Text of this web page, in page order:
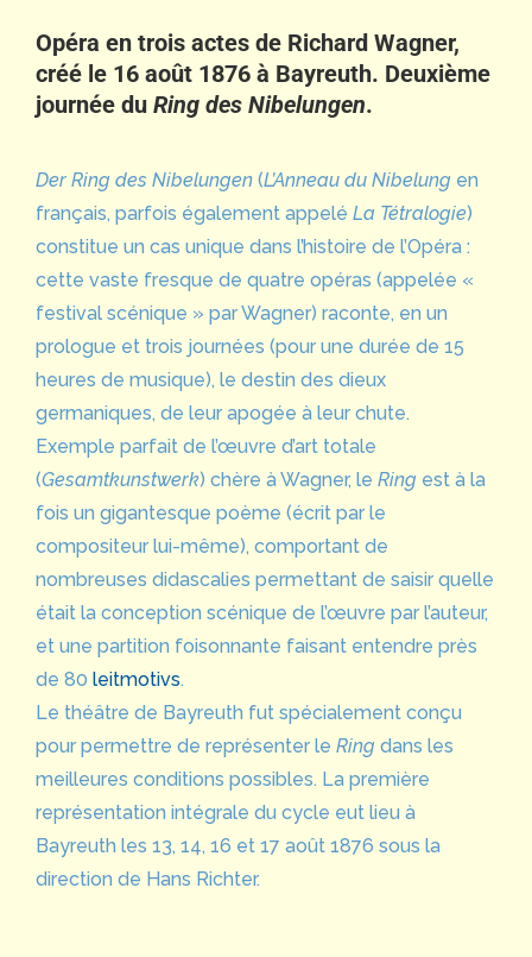
Opéra en trois actes de Richard Wagner,
créé le 16 août 1876 à Bayreuth. Deuxième
journée du Ring des Nibelungen.
Der Ring des Nibelungen (L’Anneau du Nibelung en
français, parfois également appelé La Tétralogie)
constitue un cas unique dans l’histoire de l’Opéra :
cette vaste fresque de quatre opéras (appelée «
festival scénique » par Wagner) raconte, en un
prologue et trois journées (pour une durée de 15
heures de musique), le destin des dieux
germaniques, de leur apogée à leur chute.
Exemple parfait de l’œuvre d’art totale
(Gesamtkunstwerk) chère à Wagner, le Ring est à la
fois un gigantesque poème (écrit par le
compositeur lui-même), comportant de
nombreuses didascalies permettant de saisir quelle
était la conception scénique de l’œuvre par l’auteur,
et une partition foisonnante faisant entendre près
de 80 leitmotivs.
Le théâtre de Bayreuth fut spécialement conçu
pour permettre de représenter le Ring dans les
meilleures conditions possibles. La première
représentation intégrale du cycle eut lieu à
Bayreuth les 13, 14, 16 et 17 août 1876 sous la
direction de Hans Richter.